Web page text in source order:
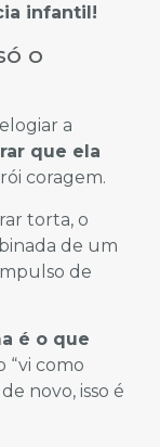
infantil!
o
a
que ela
coragem.
torta, o
de um
de
é o que
“vi como
novo, isso é